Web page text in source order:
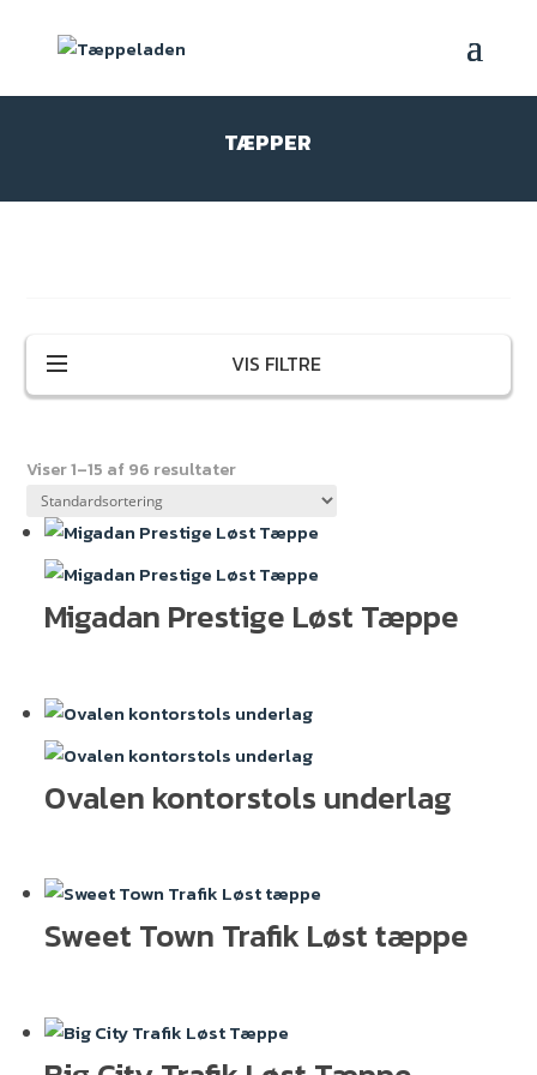
TÆPPER
VIS FILTRE
Gulv til badeværelse
Gulv til køkken
Gulve
Designgulve
Gulvpleje
Korkgulve
Laminatgulve
Linoleumsgulve
Vinylgulve
Gulve og tæpper til butik
Gulve og tæpper til klinik
Gulve og tæpper til skoler
Viser 1–15 af 96 resultater
Migadan Prestige Løst Tæppe
Ovalen kontorstols underlag
Sweet Town Trafik Løst tæppe